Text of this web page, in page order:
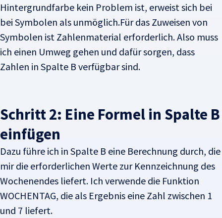
Hintergrundfarbe kein Problem ist, erweist sich bei
bei Symbolen als unmöglich.Für das Zuweisen von
Symbolen ist Zahlenmaterial erforderlich. Also muss
ich einen Umweg gehen und dafür sorgen, dass
Zahlen in Spalte B verfügbar sind.
Schritt 2: Eine Formel in Spalte B
einfügen
Dazu führe ich in Spalte B eine Berechnung durch, die
mir die erforderlichen Werte zur Kennzeichnung des
Wochenendes liefert. Ich verwende die Funktion
WOCHENTAG, die als Ergebnis eine Zahl zwischen 1
und 7 liefert.